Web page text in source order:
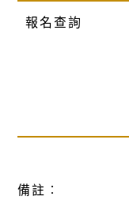
報名查詢
備註︰